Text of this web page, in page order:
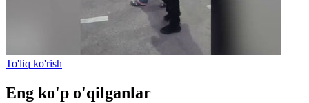
To'liq ko'rish
Eng ko'p o'qilganlar